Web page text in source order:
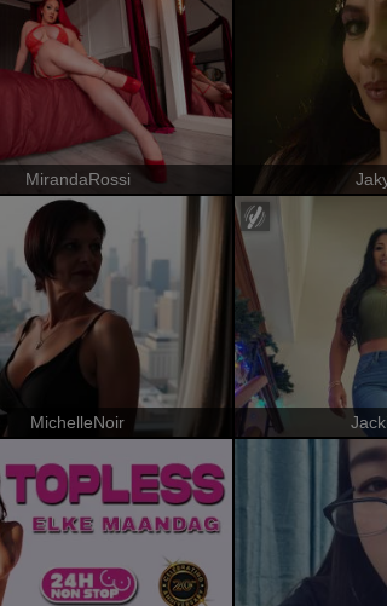
MirandaRossi
MichelleNoir